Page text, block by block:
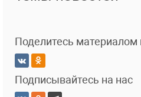
Поделитесь материалом
Подписывайтесь на нас